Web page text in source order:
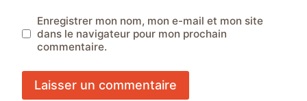
Enregistrer mon nom, mon e-mail et mon site
dans le navigateur pour mon prochain
commentaire.